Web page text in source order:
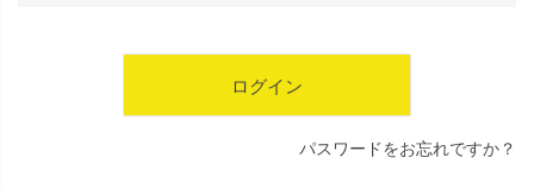
ログイン
パスワードをお忘れですか？